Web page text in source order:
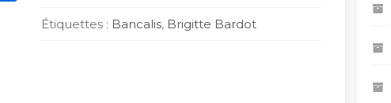
Étiquettes : Bancalis, Brigitte Bardot